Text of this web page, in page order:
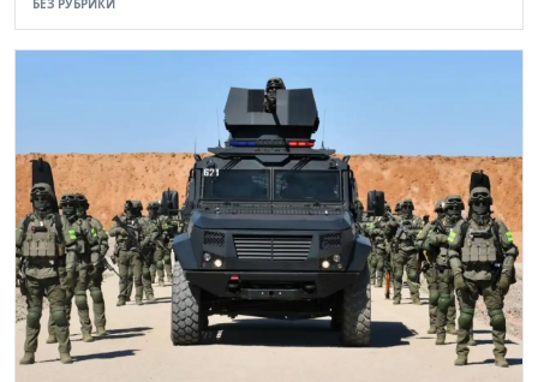
БЕЗ РУБРИКИ